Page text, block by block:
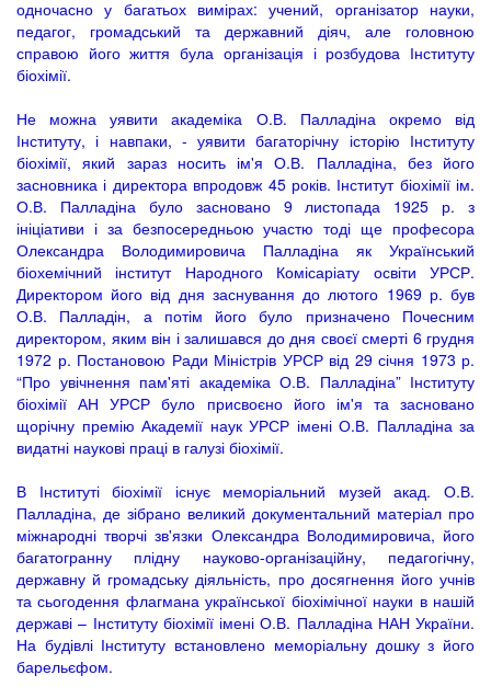
одночасно у багатьох вимірах: учений, організатор науки,
педагог, громадський та державний діяч, але головною
справою його життя була організація і розбудова Інституту
біохімії.
Не можна уявити академіка О.В. Палладіна окремо від
Інституту, і навпаки, - уявити багаторічну історію Інституту
біохімії, який зараз носить ім'я О.В. Палладіна, без його
засновника і директора впродовж 45 років. Інститут біохімії ім.
О.В. Палладіна було засновано 9 листопада 1925 р. з
ініціативи і за безпосередньою участю тоді ще професора
Олександра Володимировича Палладіна як Український
біохемічний інститут Народного Комісаріату освіти УРСР.
Директором його від дня заснування до лютого 1969 р. був
О.В. Палладін, а потім його було призначено Почесним
директором, яким він і залишався до дня своєї смерті 6 грудня
1972 р. Постановою Ради Міністрів УРСР від 29 січня 1973 р.
“Про увічнення пам'яті академіка О.В. Палладіна” Інституту
біохімії АН УРСР було присвоєно його ім'я та засновано
щорічну премію Академії наук УРСР імені О.В. Палладіна за
видатні наукові праці в галузі біохімії.
В Інституті біохімії існує меморіальний музей акад. О.В.
Палладіна, де зібрано великий документальний матеріал про
міжнародні творчі зв'язки Олександра Володимировича, його
багатогранну плідну науково-організаційну, педагогічну,
державну й громадську діяльність, про досягнення його учнів
та сьогодення флагмана української біохімічної науки в нашій
державі – Інституту біохімії імені О.В. Палладіна НАН України.
На будівлі Інституту встановлено меморіальну дошку з його
барельєфом.